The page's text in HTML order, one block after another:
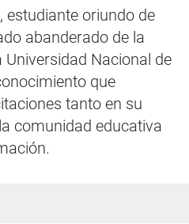
, estudiante oriundo de
abanderado de la
Universidad Nacional de
que
tanto en su
comunidad educativa